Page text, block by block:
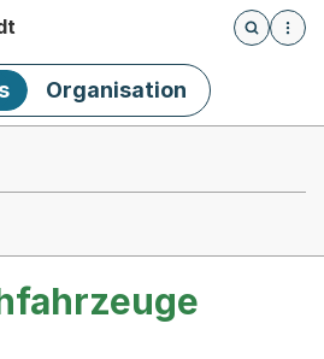
Öffnet
Organisation